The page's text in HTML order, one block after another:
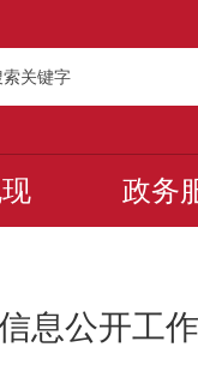
政务
息公开工